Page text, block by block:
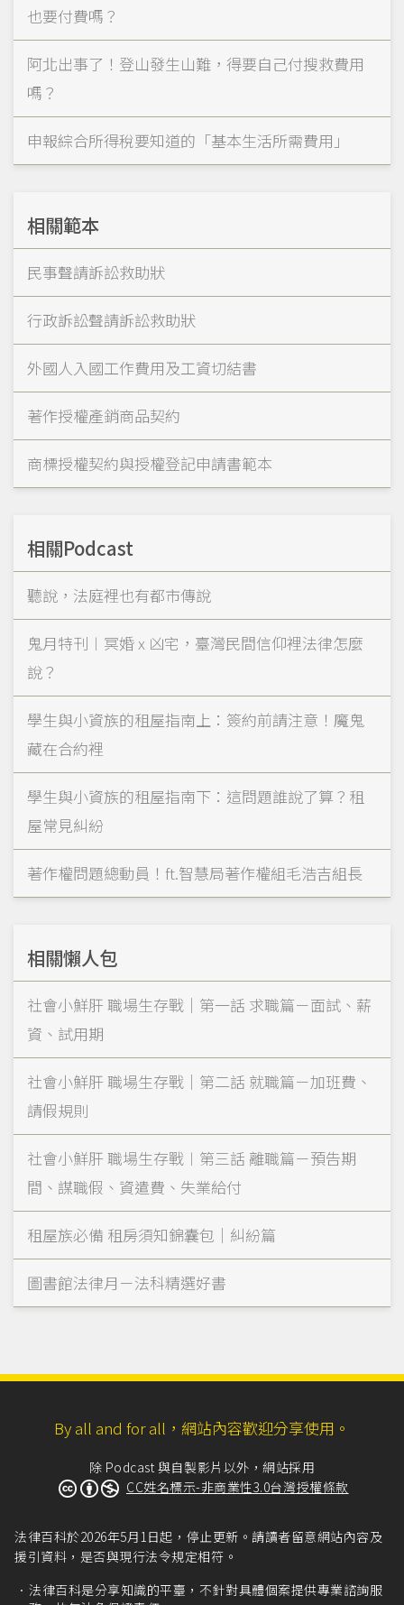
也要付費嗎？
阿北出事了！登山發生山難，得要自己付搜救費用
嗎？
申報綜合所得稅要知道的「基本生活所需費用」
相關範本
民事聲請訴訟救助狀
行政訴訟聲請訴訟救助狀
外國人入國工作費用及工資切結書
著作授權產銷商品契約
商標授權契約與授權登記申請書範本
相關Podcast
聽說，法庭裡也有都市傳說
鬼月特刊︱冥婚 x 凶宅，臺灣民間信仰裡法律怎麼
說？
學生與小資族的租屋指南上：簽約前請注意！魔鬼
藏在合約裡
學生與小資族的租屋指南下：這問題誰說了算？租
屋常見糾紛
著作權問題總動員！ft.智慧局著作權組毛浩吉組長
相關懶人包
社會小鮮肝 職場生存戰｜第一話 求職篇－面試、薪
資、試用期
社會小鮮肝 職場生存戰｜第二話 就職篇－加班費、
請假規則
社會小鮮肝 職場生存戰︱第三話 離職篇－預告期
間、謀職假、資遣費、失業給付
租屋族必備 租房須知錦囊包｜糾紛篇
圖書館法律月－法科精選好書
By all and for all，網站內容歡迎分享使用。
除 Podcast 與自製影片以外，網站採用
CC姓名標示-非商業性3.0台灣授權條款
法律百科於2026年5月1日起，停止更新。請讀者留意網站內容及
援引資料，是否與現行法令規定相符。
法律百科是分享知識的平臺，不針對具體個案提供專業諮詢服